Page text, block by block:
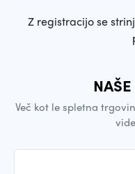
Z registracijo se
Več kot le spletna